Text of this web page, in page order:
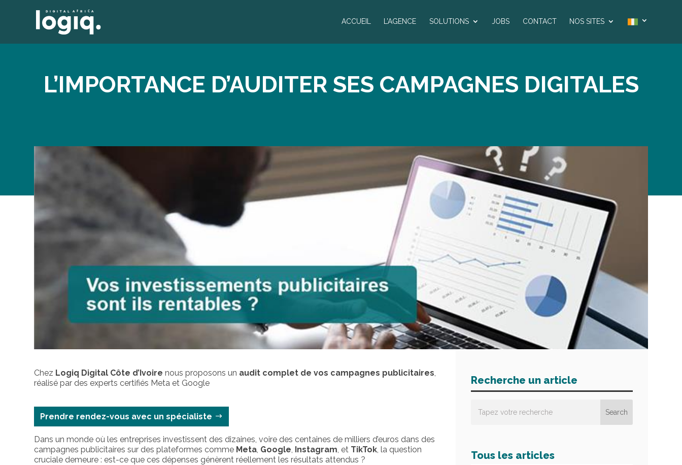
ACCUEIL L’AGENCE SOLUTIONS JOBS CONTACT NOS SITES
L’IMPORTANCE D’AUDITER SES CAMPAGNES DIGITALES
Chez Logiq Digital Côte d’Ivoire nous proposons un audit complet de vos campagnes publicitaires,
réalisé par des experts certifiés Meta et Google
Prendre rendez-vous avec un spécialiste
Dans un monde où les entreprises investissent des dizaines, voire des centaines de milliers d’euros dans des
campagnes publicitaires sur des plateformes comme Meta Google Instagram , et TikTok , la question
cruciale demeure : est-ce que ces dépenses génèrent réellement les résultats attendus ?
Recherche un article
Tous les articles